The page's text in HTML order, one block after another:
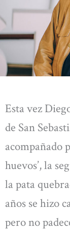
Esta vez
de San
acompañado
huevos’, la
la pata
años se hizo
pero no